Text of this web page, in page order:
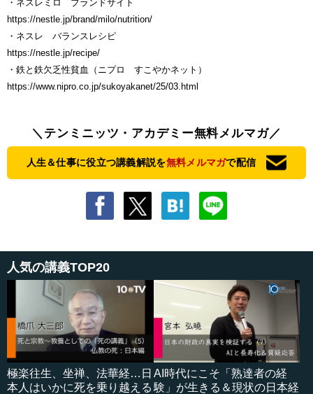
・ネスレミロ ブランドサイト
https://nestle.jp/brand/milo/nutrition/
・ネスレ バランスレシピ
https://nestle.jp/recipe/
・鉄と鉄欠乏性貧血（ニプロ すこやかネット）
https://www.nipro.co.jp/sukoyakanet/25/03.html
＼テンミニッツ・アカデミー無料メルマガ／
人生＆仕事に役立つ講義解説を無料メルマガで配信
人気の講義TOP20
極楽往生、坐禅、法華経…日
本人はいかに死を乗り越える
AI時代にこそ「熟達者の経
験」が生きる＆現状の日本経